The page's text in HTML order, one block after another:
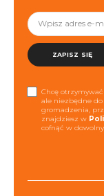
ZAPISZ SIĘ
Chcę
ale niezbędne do
gromadzenia,
znajdziesz w
cofnąć w